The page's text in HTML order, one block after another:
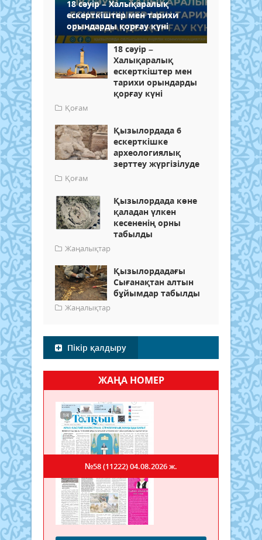
18 сәуір – Халықаралық
ескерткіштер мен тарихи
орындарды қорғау күні
18 сәуір –
Халықаралық
ескерткіштер мен
тарихи орындарды
қорғау күні
Қоғам
Қызылордада 6
ескерткішке
археологиялық
зерттеу жүргізілуде
Қоғам
Қызылордада көне
қаладан үлкен
кесененің орны
табылды
Жаңалықтар
Қызылордадағы
Сығанақтан алтын
бұйымдар табылды
Жаңалықтар
Пікір қалдыру
ЖАҢА НОМЕР
№58 (11222)04.08.2026 ж.